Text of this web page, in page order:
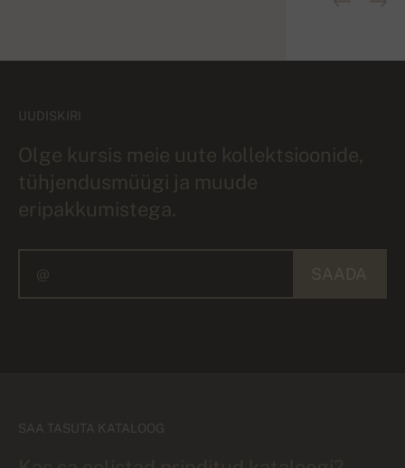
UUDISKIRI
Olge kursis meie uute kollektsioonide,
tühjendusmüügi ja muude
eripakkumistega.
SAA TASUTA KATALOOG